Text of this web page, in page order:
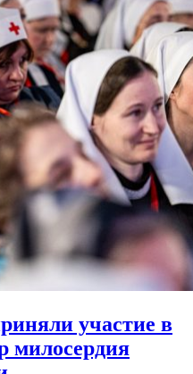
участие в
милосердия